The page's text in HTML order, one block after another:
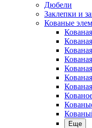
Дюбели
Заклепки и
Кованые
Еще